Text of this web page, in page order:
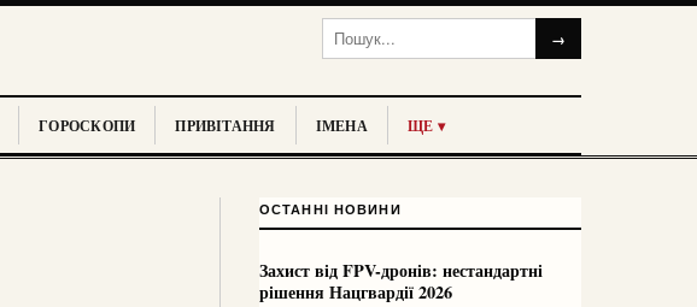
→
ГОРОСКОПИ ПРИВІТАННЯ ІМЕНА ЩЕ ▾
ОСТАННІ НОВИНИ
Захист від FPV-дронів: нестандартні
рішення Нацгвардії 2026